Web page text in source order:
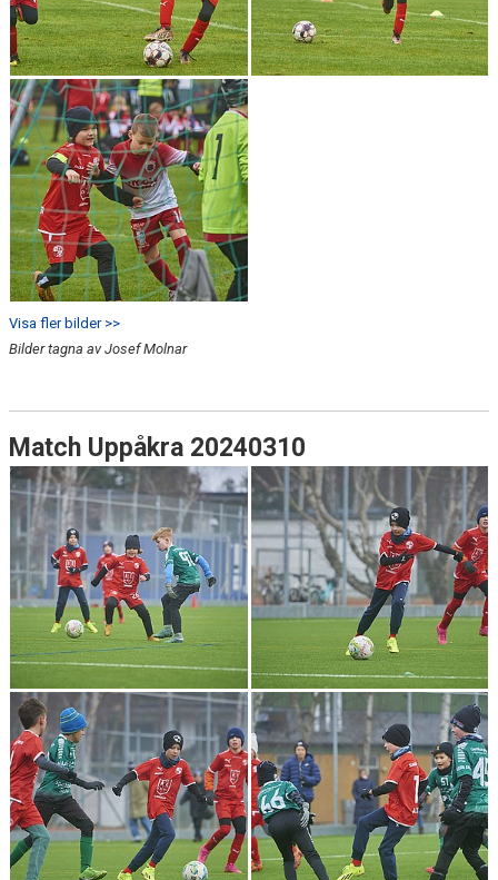
Visa fler bilder >>
Bilder tagna av Josef Molnar
Match Uppåkra 20240310